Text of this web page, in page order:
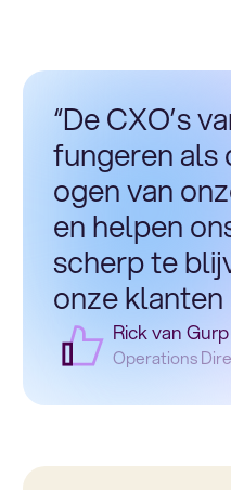
“De CXO’s
fungeren als
ogen van
en helpen
scherp te
onze klanten
Rick van Gurp
Operations